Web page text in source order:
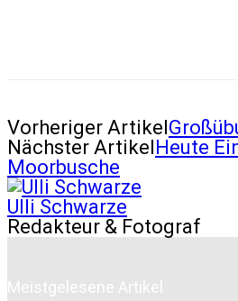
Vorheriger Artikel
Nächster ArtikelHeute
Moorbusche
Ulli Schwarze
Redakteur & Fotograf
Meistgelesene Artikel